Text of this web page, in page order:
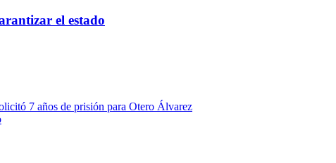
el estado
7 años de prisión para Otero Álvarez